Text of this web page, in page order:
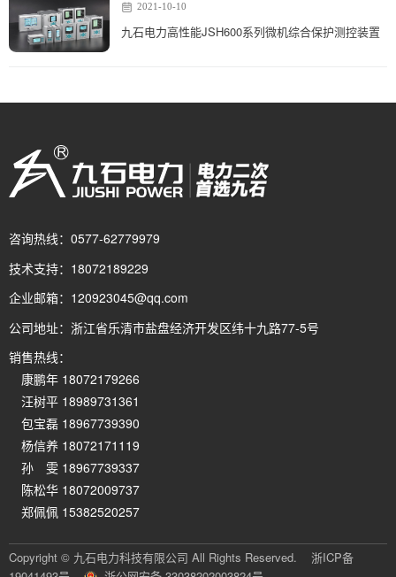
2021-10-10
九石电力高性能JSH600系列微机综合保护测控装置
咨询热线： 0577-62779979
技术支持： 18072189229
企业邮箱： 120923045@qq.com
公司地址： 浙江省乐清市盐盘经济开发区纬十九路77-5号
销售热线：
康鹏年 18072179266
汪树平 18989731361
包宝磊 18967739390
杨信养 18072171119
孙 雯 18967739337
陈松华 18072009737
郑佩佩 15382520257
Copyright © 九石电力科技有限公司 All Rights Reserved.
浙ICP备